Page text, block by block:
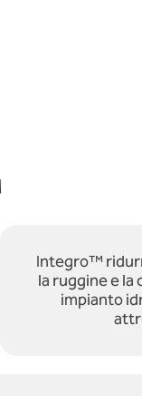
Integro™
la ruggine e
impianto